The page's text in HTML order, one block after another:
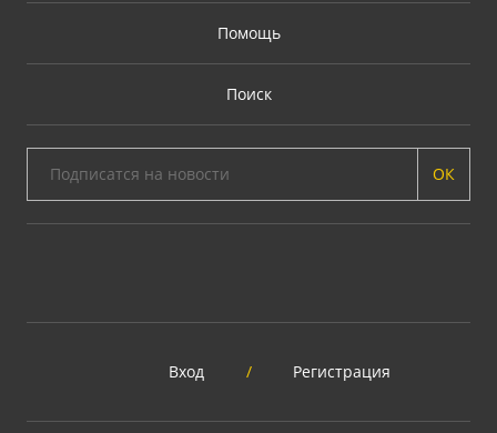
Помощь
Поиск
ОК
Вход / Регистрация